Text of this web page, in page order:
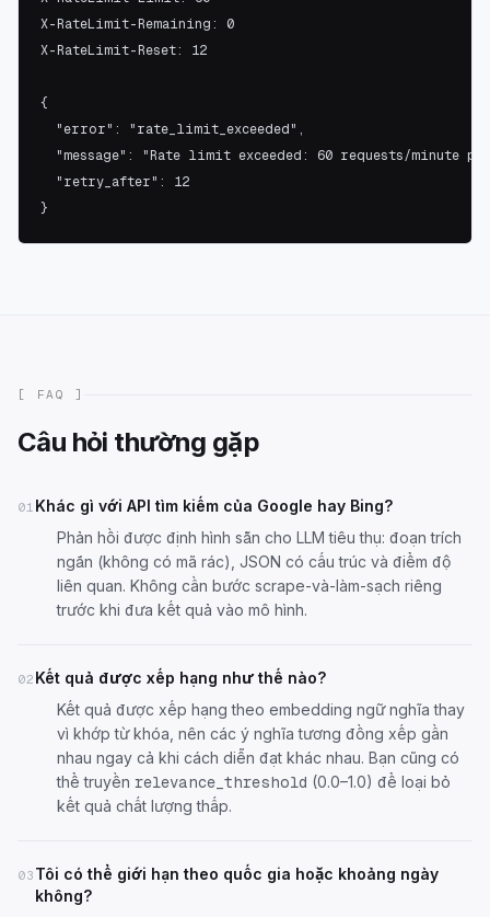
X-RateLimit-Remaining: 0
X-RateLimit-Reset: 12
{
  "error": "rate_limit_exceeded",
"message": "Rate limit exceeded: 60 requests/minute
  "retry_after": 12
}
[ FAQ ]
Câu hỏi thường gặp
01 Khác gì với API tìm kiếm của Google hay Bing?
Phản hồi được định hình sẵn cho LLM tiêu thụ: đoạn trích
ngắn (không có mã rác), JSON có cấu trúc và điểm độ
liên quan. Không cần bước scrape-và-làm-sạch riêng
trước khi đưa kết quả vào mô hình.
02 Kết quả được xếp hạng như thế nào?
Kết quả được xếp hạng theo embedding ngữ nghĩa thay
vì khớp từ khóa, nên các ý nghĩa tương đồng xếp gần
nhau ngay cả khi cách diễn đạt khác nhau. Bạn cũng có
thể truyền relevance_threshold (0.0–1.0) để loại bỏ
kết quả chất lượng thấp.
03 Tôi có thể giới hạn theo quốc gia hoặc khoảng ngày
không?